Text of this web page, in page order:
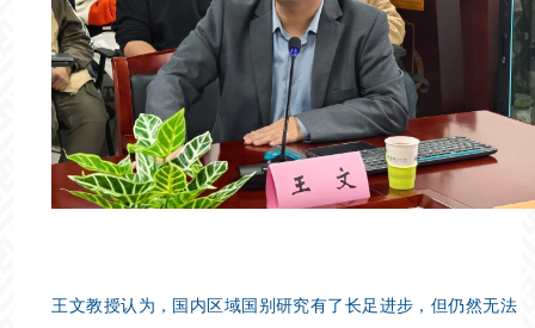
王文教授认为，国内区域国别研究有了长足进步，但仍然无法